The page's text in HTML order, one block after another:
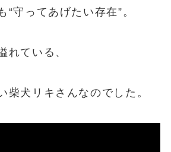
“守ってあげたい存在”。
れている、
柴犬リキさんなのでした。